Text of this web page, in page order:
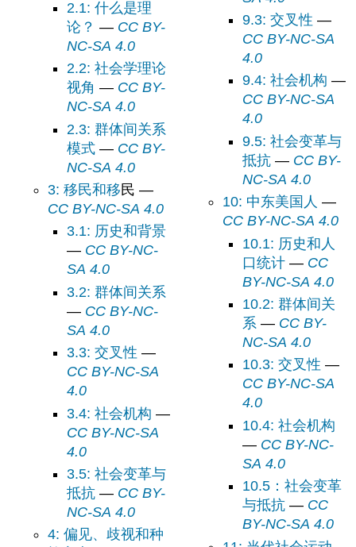
2.1: 什么是理
论？— CC BY-
NC-SA 4.0
2.2: 社会学理论
视角 — CC BY-
NC-SA 4.0
2.3: 群体间关系
模式 — CC BY-
NC-SA 4.0
3: 移民和移民 —
CC BY-NC-SA 4.0
3.1: 历史和背景
— CC BY-NC-
SA 4.0
3.2: 群体间关系
— CC BY-NC-
SA 4.0
3.3: 交叉性 —
CC BY-NC-SA
4.0
3.4: 社会机构 —
CC BY-NC-SA
4.0
3.5: 社会变革与
抵抗 — CC BY-
NC-SA 4.0
4: 偏见、歧视和种
9.3: 交叉性 —
CC BY-NC-SA
4.0
9.4: 社会机构 —
CC BY-NC-SA
4.0
9.5: 社会变革与
抵抗— CC BY-
NC-SA 4.0
10: 中东美国人 —
CC BY-NC-SA 4.0
10.1: 历史和人
口统计— CC
BY-NC-SA 4.0
10.2: 群体间关
系— CC BY-
NC-SA 4.0
10.3: 交叉性 —
CC BY-NC-SA
4.0
10.4: 社会机构
— CC BY-NC-
SA 4.0
10.5：社会变革
与抵抗— CC
BY-NC-SA 4.0